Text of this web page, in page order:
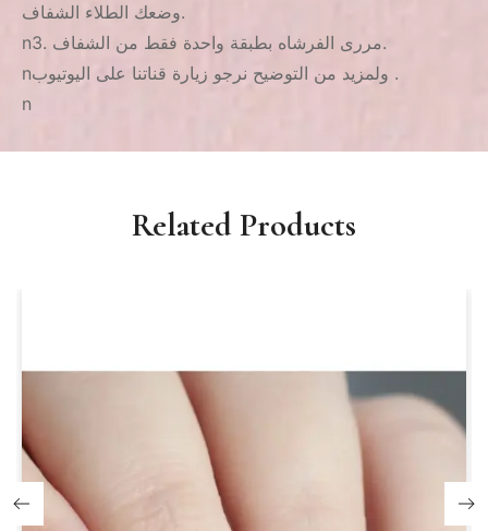
وضعك الطلاء الشفاف.
n3. مررى الفرشاه بطبقة واحدة فقط من الشفاف.
nولمزيد من التوضيح نرجو زيارة قناتنا على اليوتيوب .
n
Related Products